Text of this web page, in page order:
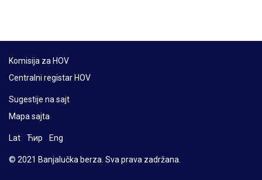
Komisija za HOV
Centralni registar HOV
Sugestije na sajt
Mapa sajta
Lat Ћир Eng
© 2021 Banjalučka berza. Sva prava zadržana.